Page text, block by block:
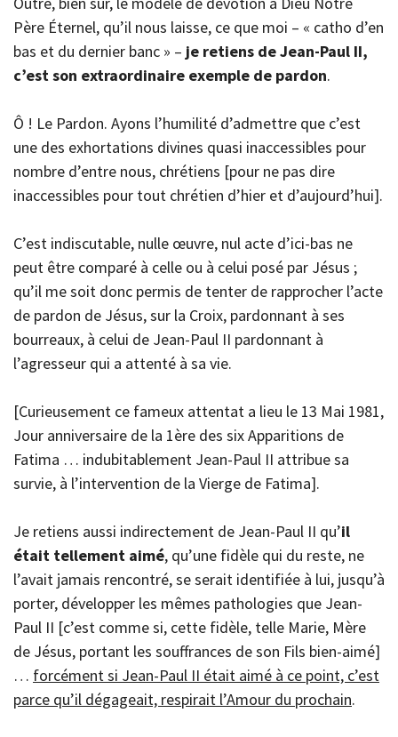
Père Éternel, qu’il nous laisse, ce que moi – « catho d’en
bas et du dernier banc » – je retiens de Jean-Paul II,
c’est son extraordinaire exemple de pardon.
Ô ! Le Pardon. Ayons l’humilité d’admettre que c’est
une des exhortations divines quasi inaccessibles pour
nombre d’entre nous, chrétiens [pour ne pas dire
inaccessibles pour tout chrétien d’hier et d’aujourd’hui].
C’est indiscutable, nulle œuvre, nul acte d’ici-bas ne
peut être comparé à celle ou à celui posé par Jésus ;
qu’il me soit donc permis de tenter de rapprocher l’acte
de pardon de Jésus, sur la Croix, pardonnant à ses
bourreaux, à celui de Jean-Paul II pardonnant à
l’agresseur qui a attenté à sa vie.
[Curieusement ce fameux attentat a lieu le 13 Mai 1981,
Jour anniversaire de la 1ère des six Apparitions de
Fatima … indubitablement Jean-Paul II attribue sa
survie, à l’intervention de la Vierge de Fatima].
Je retiens aussi indirectement de Jean-Paul II qu’il
était tellement aimé, qu’une fidèle qui du reste, ne
l’avait jamais rencontré, se serait identifiée à lui, jusqu’à
porter, développer les mêmes pathologies que Jean-
Paul II [c’est comme si, cette fidèle, telle Marie, Mère
de Jésus, portant les souffrances de son Fils bien-aimé]
… forcément si Jean-Paul II était aimé à ce point, c’est
parce qu’il dégageait, respirait l’Amour du prochain.